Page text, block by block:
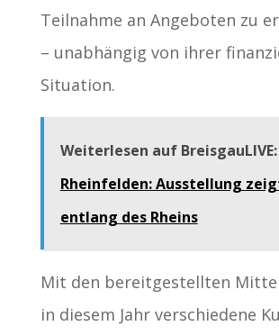
Teilnahme an Angeboten zu
– unabhängig von ihrer
Situation.
Weiterlesen auf BreisgauLIVE:
Rheinfelden: Ausstellung
entlang des Rheins
Mit den bereitgestellten
in diesem Jahr verschiedene